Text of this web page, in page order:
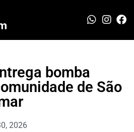
bomba
de São
2026